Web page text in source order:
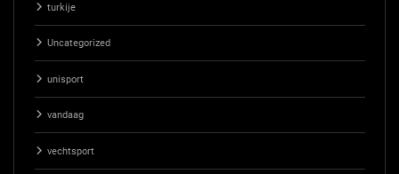
turkije
Uncategorized
unisport
vandaag
vechtsport